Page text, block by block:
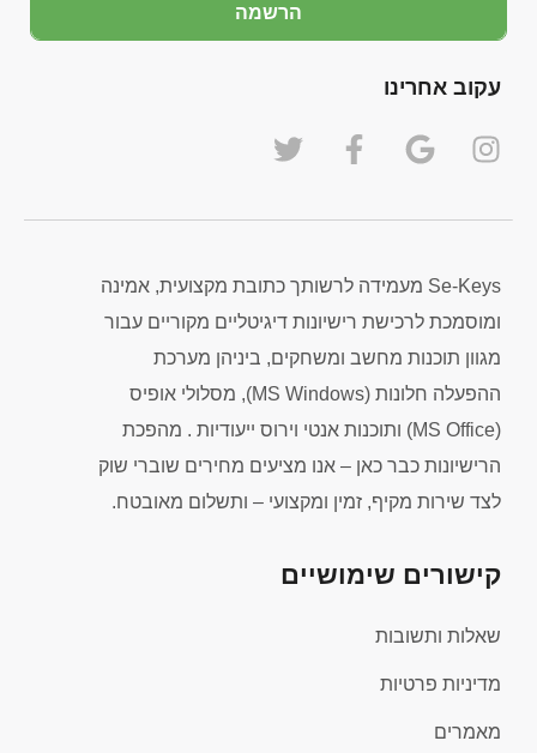
הרשמה
עקוב אחרינו
Se-Keys מעמידה לרשותך כתובת מקצועית, אמינה
ומוסמכת לרכישת רישיונות דיגיטליים מקוריים עבור
מגוון תוכנות מחשב ומשחקים, ביניהן מערכת
ההפעלה חלונות (MS Windows), מסלולי אופיס
(MS Office) ותוכנות אנטי וירוס ייעודיות . מהפכת
הרישיונות כבר כאן – אנו מציעים מחירים שוברי שוק
לצד שירות מקיף, זמין ומקצועי – ותשלום מאובטח.
קישורים שימושיים
שאלות ותשובות
מדיניות פרטיות
מאמרים